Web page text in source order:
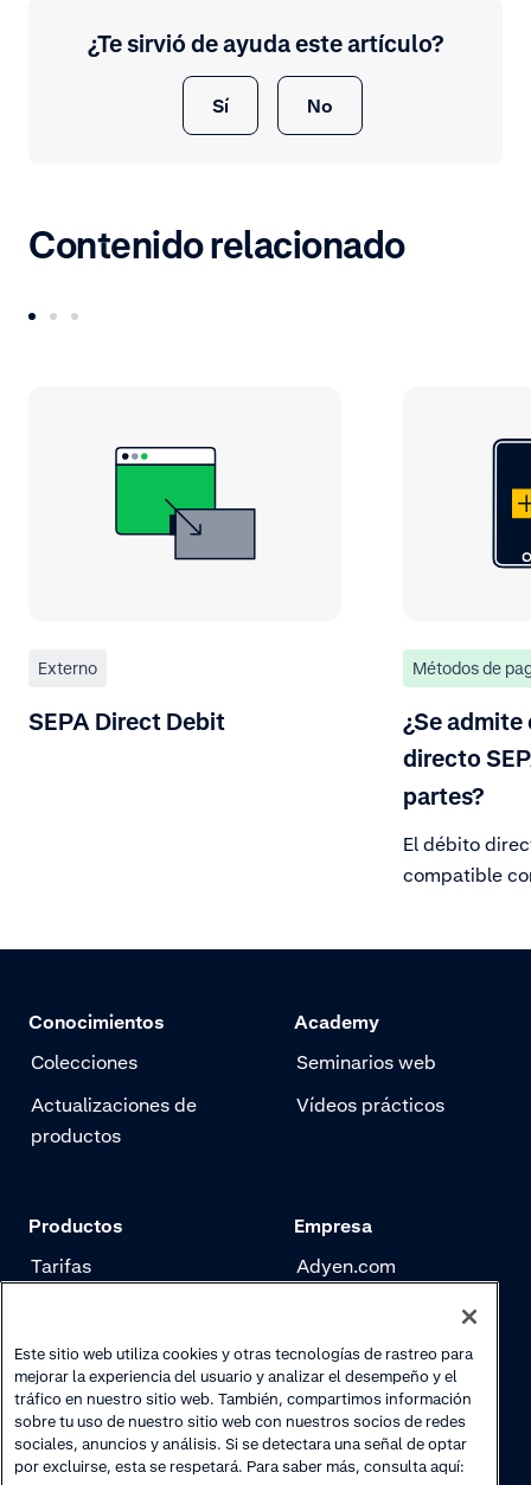
¿Te sirvió de ayuda este artículo?
Sí No
Contenido relacionado
Externo
SEPA Direct Debit
Métodos de
¿Se
directo
partes?
El débito
compatible
Conocimientos
Colecciones
Actualizaciones de
productos
Academy
Seminarios web
Vídeos prácticos
Productos
Tarifas
Gestión de riesgo
Authentication
Empresa
Adyen.com
Newsletter
Trabaja con nosotros
Este sitio web utiliza cookies y otras tecnologías de rastreo para
mejorar la experiencia del usuario y analizar el desempeño y el
tráfico en nuestro sitio web. También, compartimos información
sobre tu uso de nuestro sitio web con nuestros socios de redes
sociales, anuncios y análisis. Si se detectara una señal de optar
por excluirse, esta se respetará. Para saber más, consulta aquí: